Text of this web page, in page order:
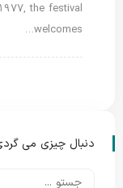
the festival
welcomes…
دنبال چیزی می